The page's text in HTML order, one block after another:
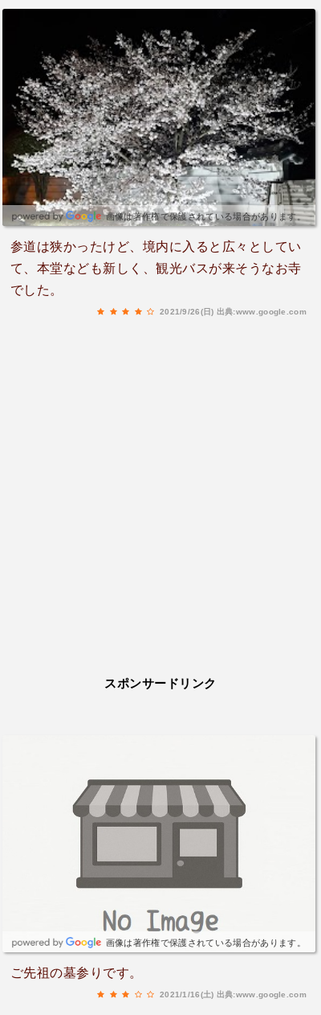
画像は著作権で保護されている場合があります。
参道は狭かったけど、境内に入ると広々としてい
て、本堂なども新しく、観光バスが来そうなお寺
でした。
2021/9/26(日) 出典:www.google.com
スポンサードリンク
画像は著作権で保護されている場合があります。
ご先祖の墓参りです。
2021/1/16(土) 出典:www.google.com